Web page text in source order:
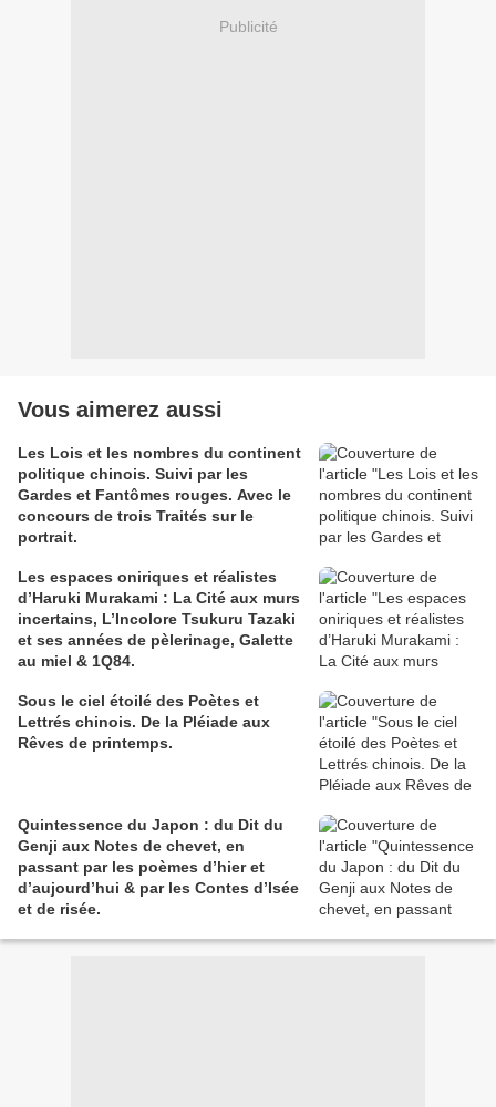
Publicité
Vous aimerez aussi
Les Lois et les nombres du continent
politique chinois. Suivi par les
Gardes et Fantômes rouges. Avec le
concours de trois Traités sur le
portrait.
Les espaces oniriques et réalistes
d’Haruki Murakami : La Cité aux murs
incertains, L’Incolore Tsukuru Tazaki
et ses années de pèlerinage, Galette
au miel & 1Q84.
Sous le ciel étoilé des Poètes et
Lettrés chinois. De la Pléiade aux
Rêves de printemps.
Quintessence du Japon : du Dit du
Genji aux Notes de chevet, en
passant par les poèmes d’hier et
d’aujourd’hui & par les Contes d’Isée
et de risée.